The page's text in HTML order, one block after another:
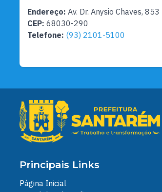
Endereço: Av. Dr. Anysio Chaves,
CEP: 68030-290
Telefone: (93) 2101-5100
Principais Links
Página Inicial